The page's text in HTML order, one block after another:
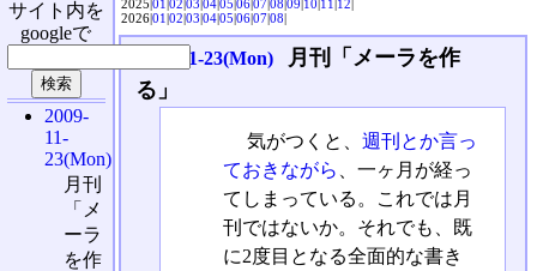
2025|01|02|03|04|05|06|07|08|09|10|11|12|
2026|01|02|03|04|05|06|07|08|
2009-11-23(Mon)
月刊「メーラを作
る」
気がつくと、 週刊とか言っ
ておきながら
、一ヶ月が経っ
てしまっている。これでは月
刊ではないか。それでも、既
に2度目となる全面的な書き
サイト内を
googleで
2009-
11-
23(Mon)
月刊
「メ
ーラ
を作